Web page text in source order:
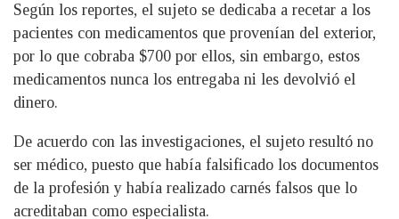
Según los reportes, el sujeto se dedicaba a recetar a los
pacientes con medicamentos que provenían del exterior,
por lo que cobraba $700 por ellos, sin embargo, estos
medicamentos nunca los entregaba ni les devolvió el
dinero.
De acuerdo con las investigaciones, el sujeto resultó no
ser médico, puesto que había falsificado los documentos
de la profesión y había realizado carnés falsos que lo
acreditaban como especialista.